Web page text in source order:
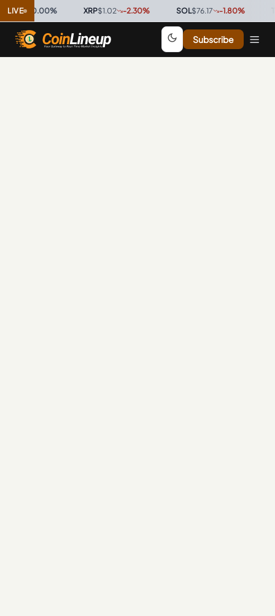
LIVE0.00%· XRP$1.02 -2.30%· SOL$76.17 -1.80%·
Subscribe